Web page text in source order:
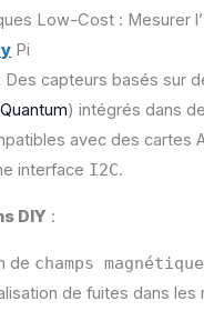
Low-Cost : Mesurer
Pi
Des capteurs basés sur
Quantum) intégrés dans
avec des cartes
interface I2C.
DIY :
de champs
de fuites dans les